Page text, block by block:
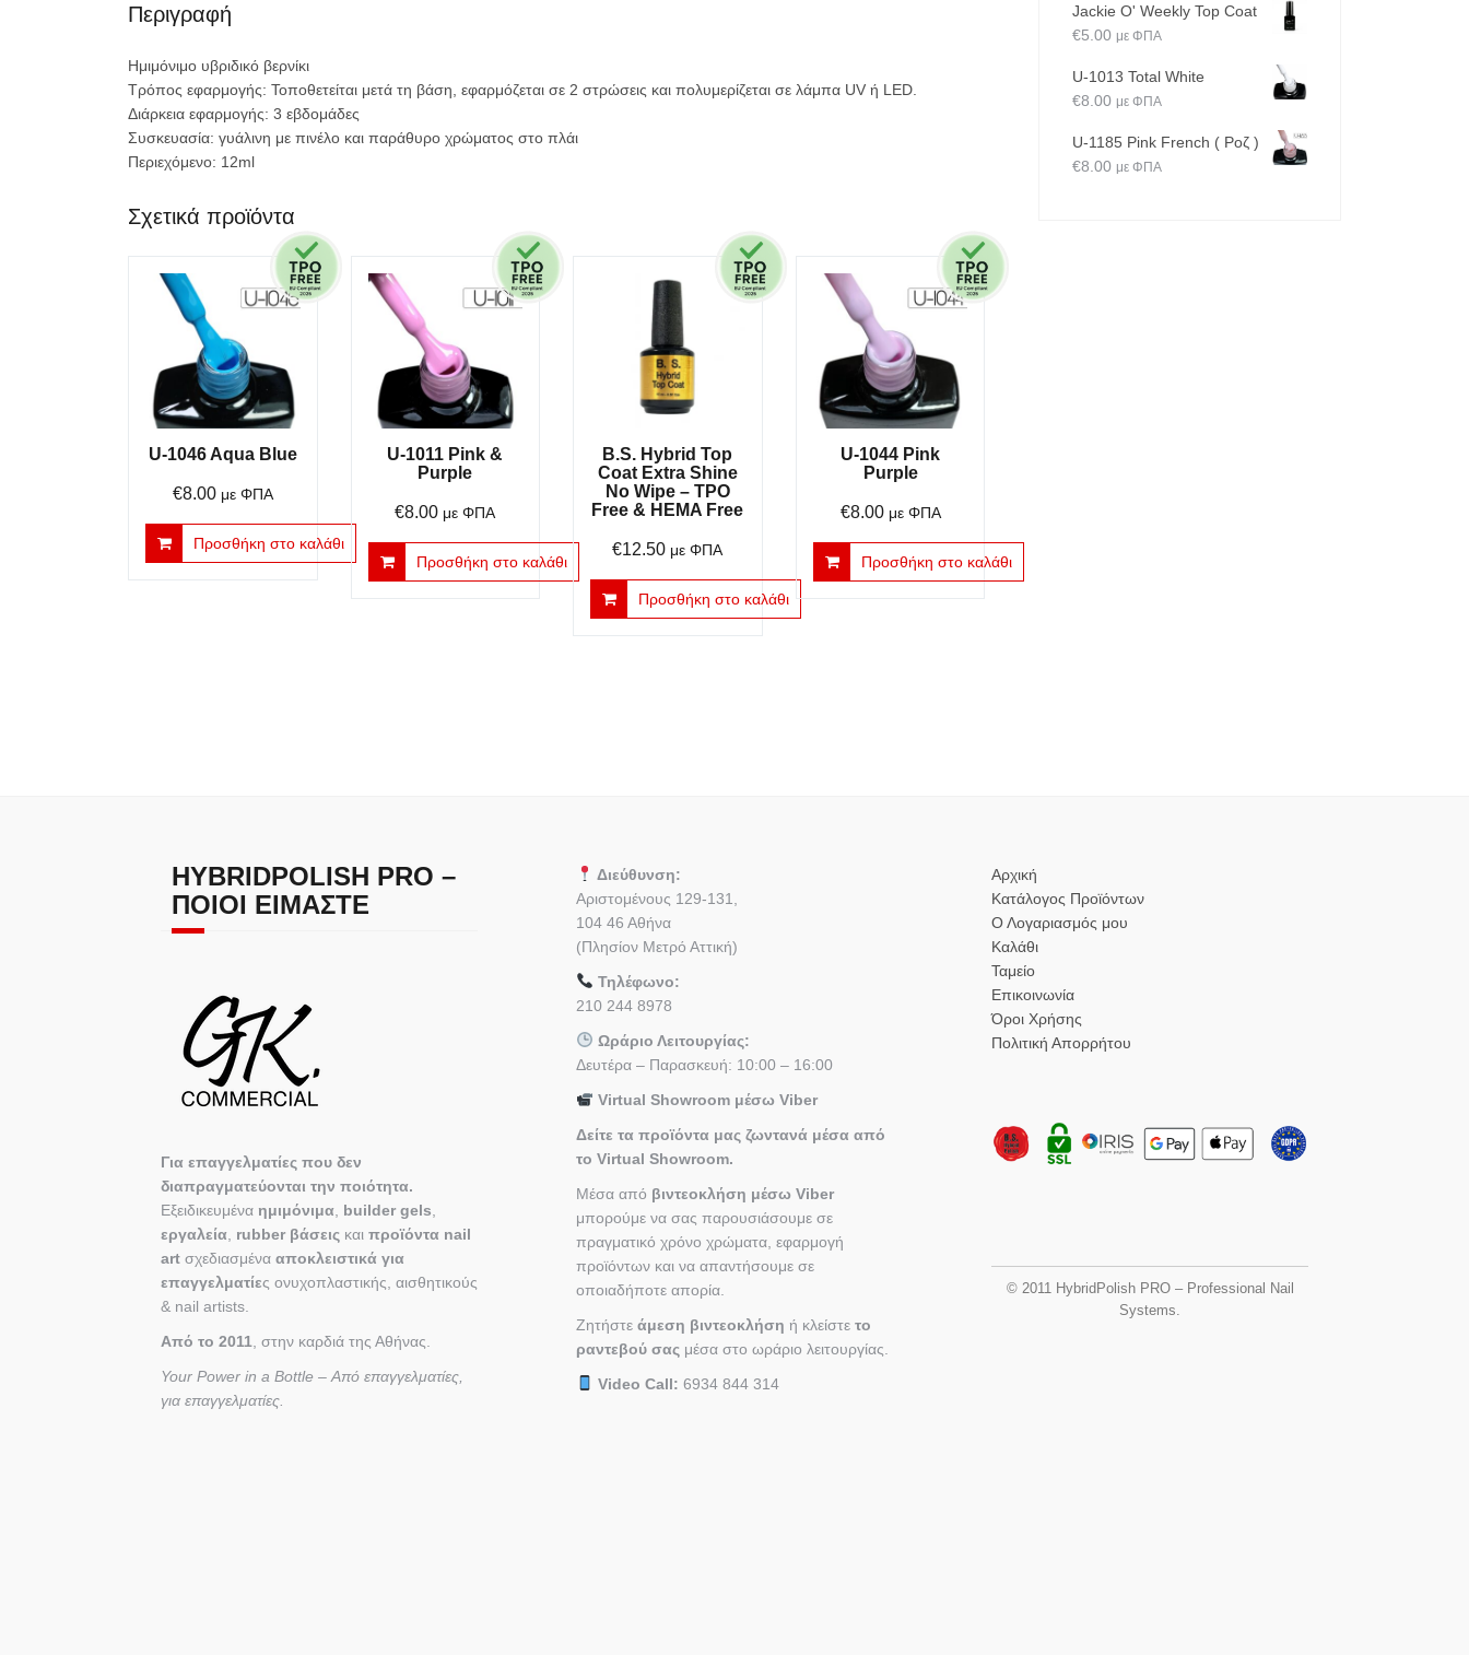
Περιγραφή
Ημιμόνιμο υβριδικό βερνίκι
Τρόπος εφαρμογής: Τοποθετείται μετά τη βάση, εφαρμόζεται σε 2 στρώσεις και πολυμερίζεται σε λάμπα UV ή LED.
Διάρκεια εφαρμογής: 3 εβδομάδες
Συσκευασία: γυάλινη με πινέλο και παράθυρο χρώματος στο πλάι
Περιεχόμενο: 12ml
Σχετικά προϊόντα
U-1046 Aqua Blue
€8.00 με ΦΠΑ
Προσθήκη στο καλάθι
U-1011 Pink &
Purple
€8.00 με ΦΠΑ
Προσθήκη στο καλάθι
B.S. Hybrid Top
Coat Extra Shine
No Wipe – TPO
Free & HEMA Free
€12.50 με ΦΠΑ
Προσθήκη στο καλάθι
U-1044 Pink
Purple
€8.00 με ΦΠΑ
Προσθήκη στο καλάθι
Jackie O' Weekly Top Coat
€5.00 με ΦΠΑ
U-1013 Total White
€8.00 με ΦΠΑ
U-1185 Pink French ( Ροζ )
€8.00 με ΦΠΑ
HYBRIDPOLISH PRO –
ΠΟΙΟΙ ΕΊΜΑΣΤΕ
Για επαγγελματίες που δεν
διαπραγματεύονται την ποιότητα.
Εξειδικευμένα ημιμόνιμα builder gels
εργαλεία rubber βάσεις και προϊόντα nail
art σχεδιασμένα αποκλειστικά για
επαγγελματίες ονυχοπλαστικής, αισθητικούς
& nail artists.
Από το 2011 , στην καρδιά της Αθήνας.
Your Power in a Bottle – Από επαγγελματίες,
για επαγγελματίες.
Διεύθυνση:
Αριστομένους 129-131,
104 46 Αθήνα
(Πλησίον Μετρό Αττική)
Τηλέφωνο:
210 244 8978
Ωράριο Λειτουργίας:
Δευτέρα – Παρασκευή: 10:00 – 16:00
Virtual Showroom μέσω Viber
Δείτε τα προϊόντα μας ζωντανά μέσα από
το Virtual Showroom.
Μέσα από βιντεοκλήση μέσω Viber
μπορούμε να σας παρουσιάσουμε σε
πραγματικό χρόνο χρώματα, εφαρμογή
προϊόντων και να απαντήσουμε σε
οποιαδήποτε απορία.
Ζητήστε άμεση βιντεοκλήση ή κλείστε το
ραντεβού σας μέσα στο ωράριο λειτουργίας.
Video Call: 6934 844 314
Αρχική
Κατάλογος Προϊόντων
Ο Λογαριασμός μου
Καλάθι
Ταμείο
Επικοινωνία
Όροι Χρήσης
Πολιτική Απορρήτου
© 2011 HybridPolish PRO – Professional Nail
Systems.